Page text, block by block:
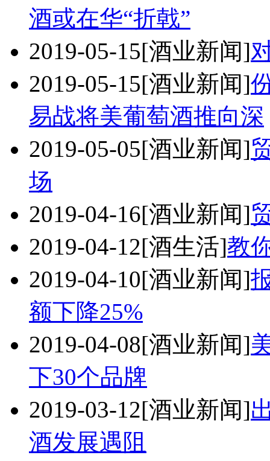
酒或在华“折戟”
2019-05-15[酒业新闻]
2019-05-15[酒业新闻]
易战将美葡萄酒推向深
2019-05-05[酒业新闻]
场
2019-04-16[酒业新闻]
2019-04-12[酒生活]教
2019-04-10[酒业新闻]
额下降25%
2019-04-08[酒业新闻]
下30个品牌
2019-03-12[酒业新闻]
酒发展遇阻